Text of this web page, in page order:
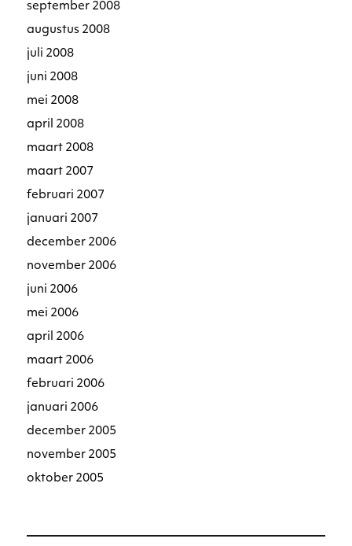
september 2008
augustus 2008
juli 2008
juni 2008
mei 2008
april 2008
maart 2008
maart 2007
februari 2007
januari 2007
december 2006
november 2006
juni 2006
mei 2006
april 2006
maart 2006
februari 2006
januari 2006
december 2005
november 2005
oktober 2005